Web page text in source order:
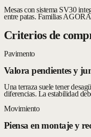
Mesas con sistema SV30
entre patas. Familias
Criterios de
Pavimento
Valora pendientes y
Una terraza suele tener
diferencias. La estabilidad
Movimiento
Piensa en montaje y